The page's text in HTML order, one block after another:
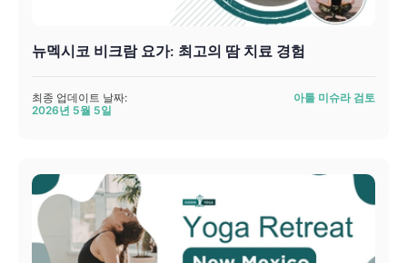
뉴멕시코 비크람 요가: 최고의 땀 치료 경험
최종 업데이트 날짜:
2026년 5월 5일
아툴 미슈라 검토